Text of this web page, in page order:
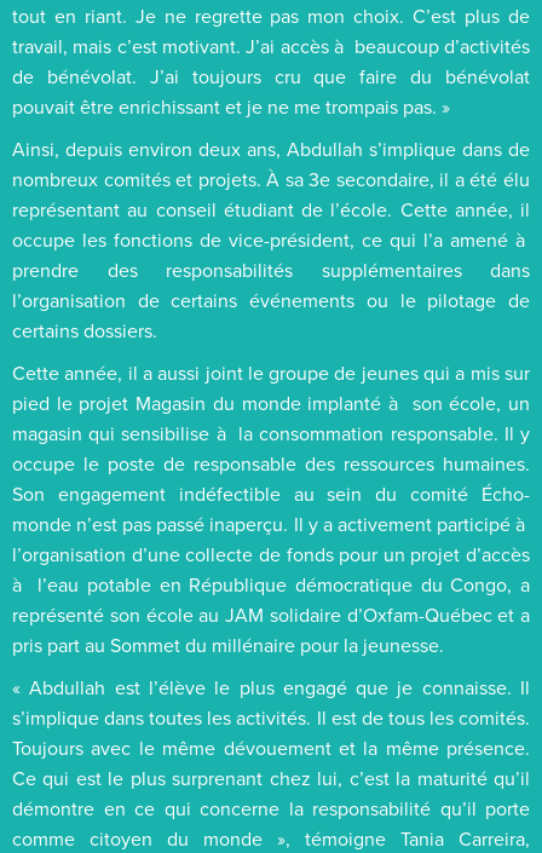
tout en riant. Je ne regrette pas mon choix. C’est plus de
travail, mais c’est motivant. J’ai accès à beaucoup d’activités
de bénévolat. J’ai toujours cru que faire du bénévolat
pouvait être enrichissant et je ne me trompais pas. »
Ainsi, depuis environ deux ans, Abdullah s’implique dans de
nombreux comités et projets. À sa 3e secondaire, il a été élu
représentant au conseil étudiant de l’école. Cette année, il
occupe les fonctions de vice-président, ce qui l’a amené à
prendre des responsabilités supplémentaires dans
l’organisation de certains événements ou le pilotage de
certains dossiers.
Cette année, il a aussi joint le groupe de jeunes qui a mis sur
pied le projet Magasin du monde implanté à son école, un
magasin qui sensibilise à la consommation responsable. Il y
occupe le poste de responsable des ressources humaines.
Son engagement indéfectible au sein du comité Écho-
monde n’est pas passé inaperçu. Il y a activement participé à
l’organisation d’une collecte de fonds pour un projet d’accès
à l’eau potable en République démocratique du Congo, a
représenté son école au JAM solidaire d’Oxfam-Québec et a
pris part au Sommet du millénaire pour la jeunesse.
« Abdullah est l’élève le plus engagé que je connaisse. Il
s’implique dans toutes les activités. Il est de tous les comités.
Toujours avec le même dévouement et la même présence.
Ce qui est le plus surprenant chez lui, c’est la maturité qu’il
démontre en ce qui concerne la responsabilité qu’il porte
comme citoyen du monde », témoigne Tania Carreira,